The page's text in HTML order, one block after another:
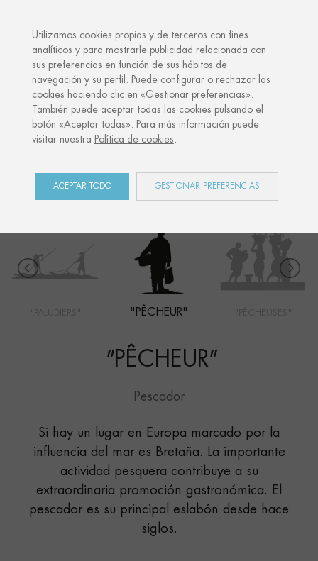
Shop Côte Ouest Pêcheur
CÔTE OUEST
"PÊCHEUR"
"PÊCHEUR"
Pescador
Si hay un lugar en Europa marcado por la
influencia del mar es Bretaña. La importante
actividad pesquera contribuye a su
extraordinaria promoción gastronómica. El
pescador es su principal eslabón desde hace
siglos.
Utilizamos cookies propias y de terceros con fines
analíticos y para mostrarle publicidad relacionada con
sus preferencias en función de sus hábitos de
navegación y su perfil. Puede configurar o rechazar las
cookies haciendo clic en «Gestionar preferencias».
También puede aceptar todas las cookies pulsando el
botón «Aceptar todas». Para más información puede
visitar nuestra Política de cookies.
ACEPTAR TODO GESTIONAR PREFERENCIAS